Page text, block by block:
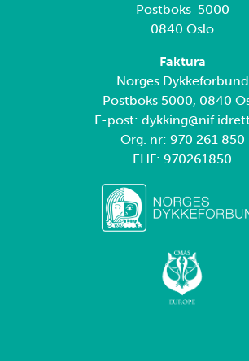
Postboks 5000
0840 Oslo
Faktura
Norges Dykkeforbund
Postboks 5000, 0840
E-post:
Org. nr: 970 261 850
EHF: 970261850